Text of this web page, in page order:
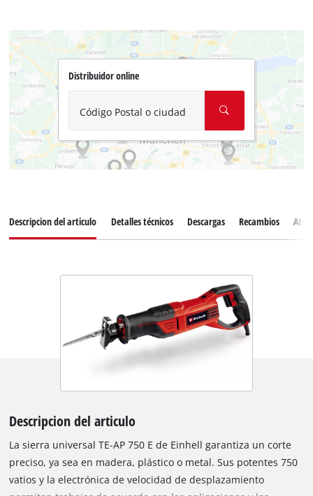
Distribuidor online
Código Postal o ciudad
Descripcion del articulo Detalles técnicos Descargas Recambios
Descripcion del articulo
La sierra universal TE-AP 750 E de Einhell garantiza un corte
preciso, ya sea en madera, plástico o metal. Sus potentes 750
vatios y la electrónica de velocidad de desplazamiento